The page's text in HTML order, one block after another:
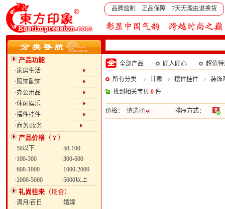
品牌监制 正品保障 7天无理由退换货
产品功能
·家居生活
·服饰配饰
·办公用品
·休闲娱乐
·摆件挂件
·商务/政务
产品价格（￥）
·50以下
·50-100
·100-300
·300-600
·600-1000
·1000-2000
·2000-5000
·5000以上
礼尚往来 （场合）
·满月/百日
·婚嫁
全部产品 匠人匠心 超值
所有分类 甘肃 摆件挂件
装饰
找到相关宝贝 0 件
价格： 请选择 排序方式：